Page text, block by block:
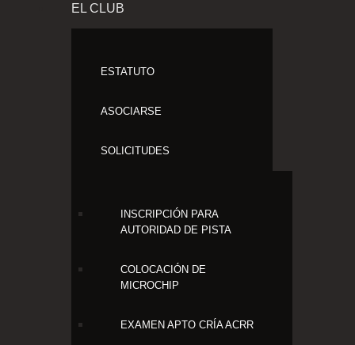
EL CLUB
ESTATUTO
ASOCIARSE
SOLICITUDES
INSCRIPCIÓN PARA
AUTORIDAD DE PISTA
COLOCACIÓN DE
MICROCHIP
EXAMEN APTO CRÍA ACRR